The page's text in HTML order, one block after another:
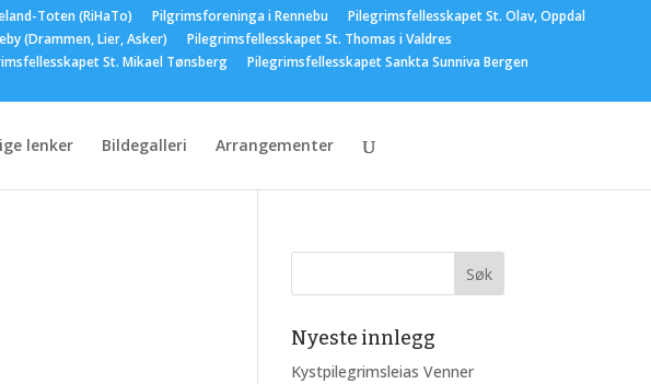
Toten (RiHaTo) Pilgrimsforeninga i Rennebu
Pilegrimsfellesskapet St. Olav, Oppdal
(Drammen, Lier, Asker)
Pilegrimsfellesskapet St. Thomas i Valdres
St. Mikael Tønsberg
Pilegrimsfellesskapet Sankta Sunniva Bergen
lenker Bildegalleri Arrangementer
Nyeste innlegg
Kystpilegrimsleias Venner